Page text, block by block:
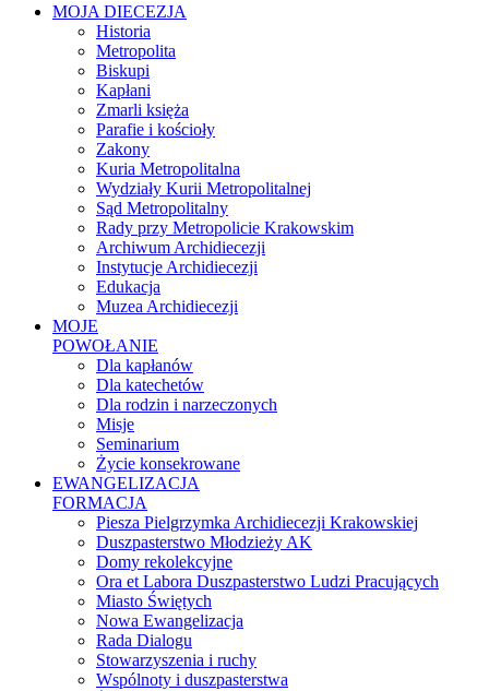
MOJA DIECEZJA
Historia
Metropolita
Biskupi
Kapłani
Zmarli księża
Parafie i kościoły
Zakony
Kuria Metropolitalna
Wydziały Kurii Metropolitalnej
Sąd Metropolitalny
Rady przy Metropolicie Krakowskim
Archiwum Archidiecezji
Instytucje Archidiecezji
Edukacja
Muzea Archidiecezji
MOJE
POWOŁANIE
Dla kapłanów
Dla katechetów
Dla rodzin i narzeczonych
Misje
Seminarium
Życie konsekrowane
EWANGELIZACJA
FORMACJA
Piesza Pielgrzymka Archidiecezji Krakowskiej
Duszpasterstwo Młodzieży AK
Domy rekolekcyjne
Ora et Labora Duszpasterstwo Ludzi Pracujących
Miasto Świętych
Nowa Ewangelizacja
Rada Dialogu
Stowarzyszenia i ruchy
Wspólnoty i duszpasterstwa